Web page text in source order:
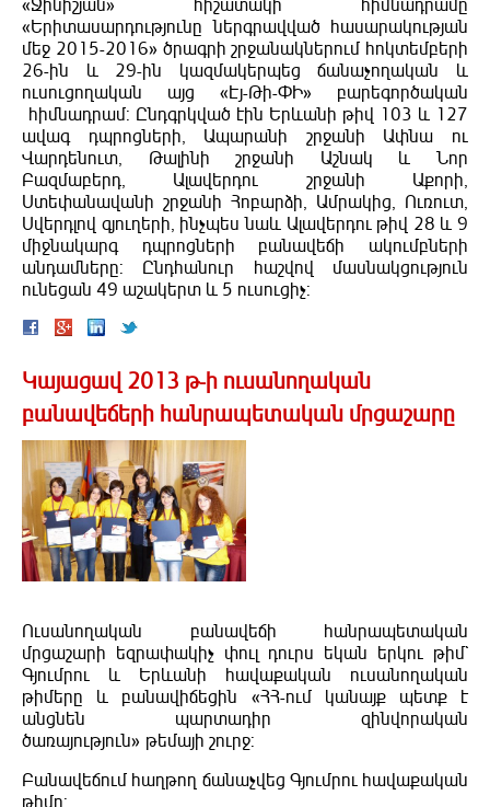
«Ջինիշյան» հիշատակի հիմնադրամը
«Երիտասարդությունը ներգրավված հասարակության
մեջ 2015-2016» ծրագրի շրջանակներում հոկտեմբերի
26-ին և 29-ին կազմակերպեց ճանաչողական և
ուսուցողական այց «Էյ-Թի-ՓԻ» բարեգործական
հիմնադրամ: Ընդգրկված էին Երևանի թիվ 103 և 127
ավագ դպրոցների, Ապարանի շրջանի Ափնա ու
Վարդենուտ, Թալինի շրջանի Աշնակ և Նոր
Բազմաբերդ, Ալավերդու շրջանի Աքորի,
Ստեփանավանի շրջանի Հոբարձի, Ամրակից, Ուռուտ,
Սվերդլով գյուղերի, ինչպես նաև Ալավերդու թիվ 28 և 9
միջնակարգ դպրոցների բանավեճի ակումբների
անդամները: Ընդհանուր հաշվով մասնակցություն
ունեցան 49 աշակերտ և 5 ուսուցիչ:
Կայացավ 2013 թ-ի ուսանողական
բանավեճերի հանրապետական մրցաշարը
Ուսանողական բանավեճի հանրապետական
մրցաշարի եզրափակիչ փուլ դուրս եկան երկու թիմ`
Գյումրու և Երևանի հավաքական ուսանողական
թիմերը և բանավիճեցին «ՀՀ-ում կանայք պետք է
անցնեն պարտադիր զինվորական
ծառայություն» թեմայի շուրջ:
Բանավեճում հաղթող ճանաչվեց Գյումրու հավաքական